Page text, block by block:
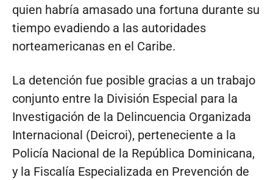
quien habría amasado una fortuna durante su
tiempo evadiendo a las autoridades
norteamericanas en el Caribe.
La detención fue posible gracias a un trabajo
conjunto entre la División Especial para la
Investigación de la Delincuencia Organizada
Internacional (Deicroi), perteneciente a la
Policía Nacional de la República Dominicana,
y la Fiscalía Especializada en Prevención de